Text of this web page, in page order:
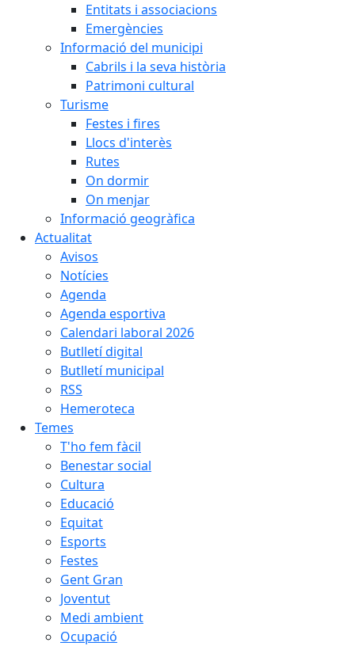
Entitats i associacions
Emergències
Informació del municipi
Cabrils i la seva història
Patrimoni cultural
Turisme
Festes i fires
Llocs d'interès
Rutes
On dormir
On menjar
Informació geogràfica
Actualitat
Avisos
Notícies
Agenda
Agenda esportiva
Calendari laboral 2026
Butlletí digital
Butlletí municipal
RSS
Hemeroteca
Temes
T'ho fem fàcil
Benestar social
Cultura
Educació
Equitat
Esports
Festes
Gent Gran
Joventut
Medi ambient
Ocupació